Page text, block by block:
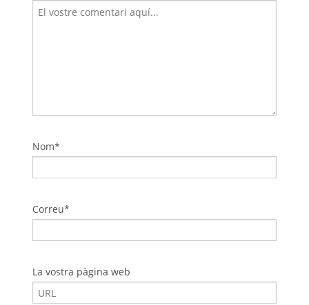
Nom*
Correu*
La vostra pàgina web